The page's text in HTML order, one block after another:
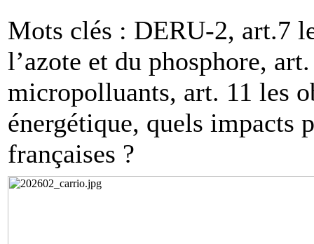
Mots clés : DERU-2, art.7
l’azote et du phosphore,
micropolluants, art. 11 les
énergétique, quels impacts
françaises ?